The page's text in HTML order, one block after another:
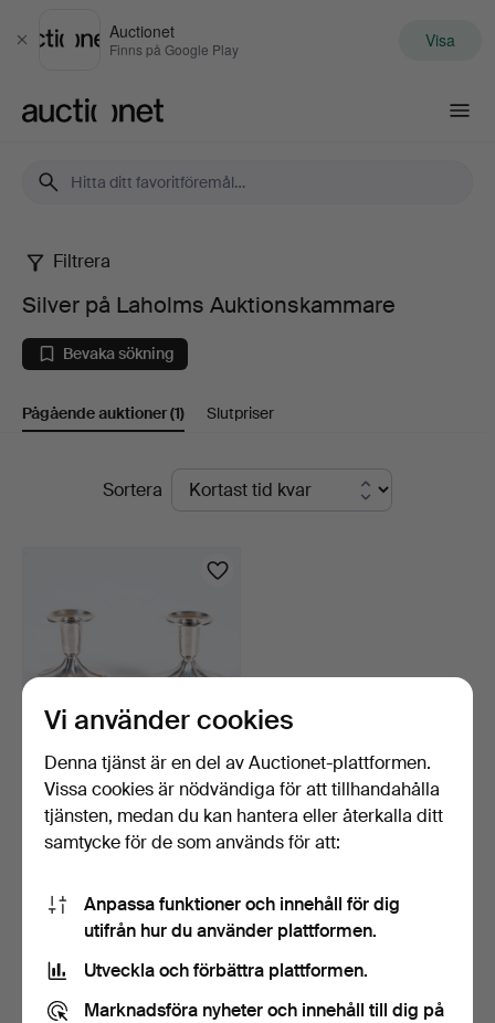
Stäng
Auctionet
Finns på Google Play Visa
Silver
på
Laholms
Auktionskammare
Filtrera
Silver på Laholms Auktionskammare
Bevaka sökning
Pågående auktioner(1) Slutpriser
PågåendeSortera
LJUSSTAKAR SILVER. Ett
par, Göteborg 1957.…
Bevaka sökning
Du kan också söka i vårt arkiv med avslutade auktioner
Vi använder cookies
Denna tjänst är en del av Auctionet-plattformen.
Vissa cookies är nödvändiga för att tillhandahålla
tjänsten, medan du kan hantera eller återkalla ditt
samtycke för de som används för att:
Anpassa funktioner och innehåll för dig
utifrån hur du använder plattformen.
Utveckla och förbättra plattformen.
Marknadsföra nyheter och innehåll till dig på